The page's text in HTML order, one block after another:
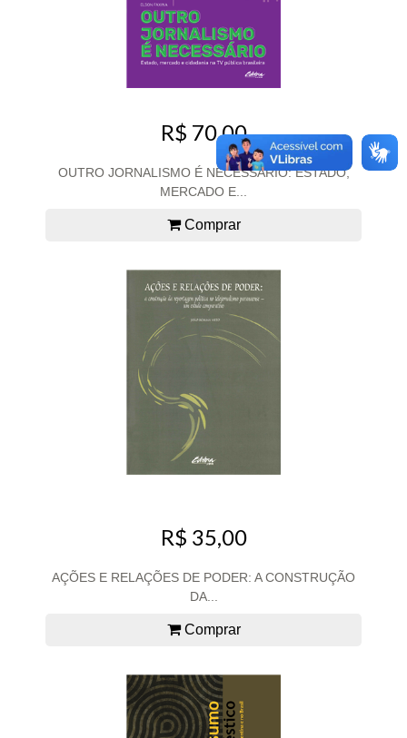
R$ 70,00
OUTRO JORNALISMO É NECESSÁRIO: ESTADO,
MERCADO E...
Comprar
R$ 35,00
AÇÕES E RELAÇÕES DE PODER: A CONSTRUÇÃO
DA...
Comprar